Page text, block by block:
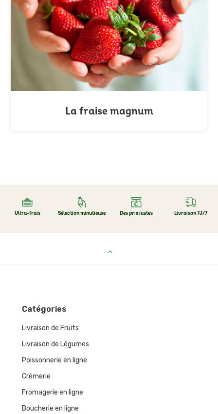
La fraise magnum
Ultra-frais Sélection minutieuse Des prix justes Livraison 7J/7
Catégories
Livraison de Fruits
Livraison de Légumes
Poissonnerie en ligne
Crèmerie
Fromagerie en ligne
Boucherie en ligne